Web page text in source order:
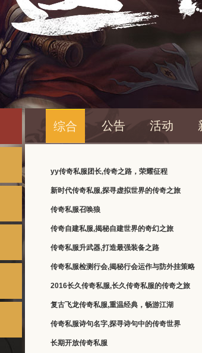
综合 公告 活动
yy传奇私服团长,传奇之路，荣耀征程
新时代传奇私服,探寻虚拟世界的传奇之旅
传奇私服召唤狼
传奇自建私服,揭秘自建世界的奇幻之旅
传奇私服升武器,打造最强装备之路
传奇私服检测行会,揭秘行会运作与防外挂策略
2016长久传奇私服,长久传奇私服的传奇之旅
复古飞龙传奇私服,重温经典，畅游江湖
传奇私服诗句名字,探寻诗句中的传奇世界
长期开放传奇私服